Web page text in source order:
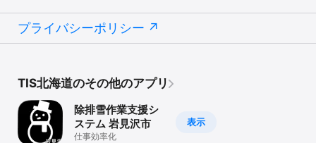
プライバシーポリシー
TIS北海道のその他のアプリ
表示
除排雪作業支援シ
ステム 岩見沢市
仕事効率化